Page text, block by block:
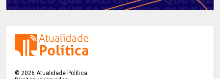
©2026 Atualidade Política